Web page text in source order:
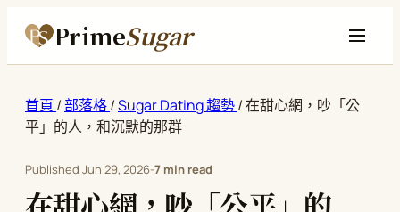
PrimeSugar
首頁 /部落格/Sugar Dating 趨勢/在甜心網，吵「公
平」的人，和沉默的那群
Published Jun 29, 2026-7 min read